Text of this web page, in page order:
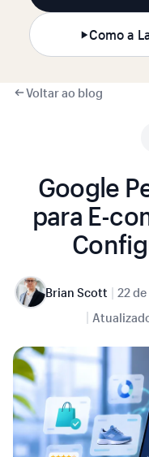
Como a
Voltar ao blog
Google
para E-
Brian Scott | 22
|